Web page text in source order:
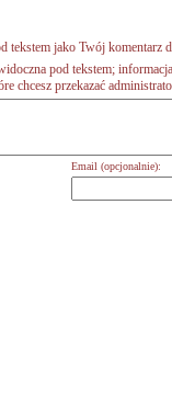
tekstem jako Twój komentarz
pod tekstem;
chcesz przekazać
Email (opcjonalnie):